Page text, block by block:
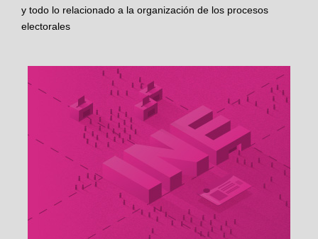
y todo lo relacionado a la organización de los procesos
electorales